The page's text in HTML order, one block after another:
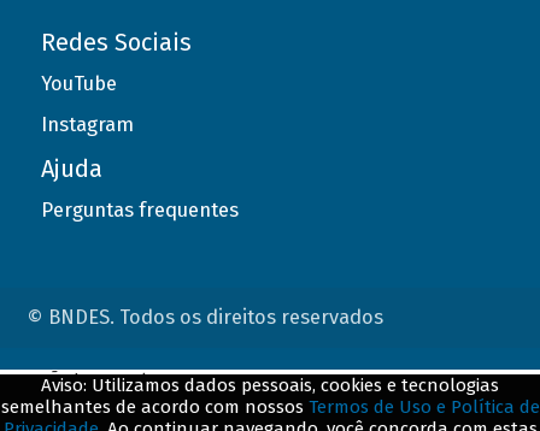
Redes Sociais
YouTube
Instagram
Ajuda
Perguntas frequentes
© BNDES. Todos os direitos reservados
Aviso: Utilizamos dados pessoais, cookies e tecnologias
semelhantes de acordo com nossos Termos de Uso e Política de
ConteÃºdo complementar
${title}${badge}